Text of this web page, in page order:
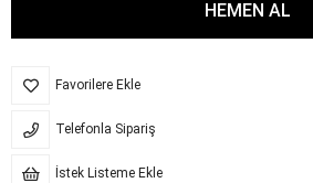
Favorilere Ekle
Telefonla Sipariş
İstek Listeme Ekle